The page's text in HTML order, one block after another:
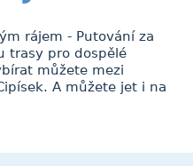
rájem - Putování za
trasy pro dospělé
můžete mezi
A můžete jet i na